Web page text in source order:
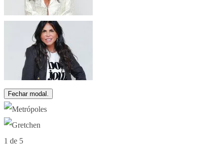
Fechar modal.
1 de 5